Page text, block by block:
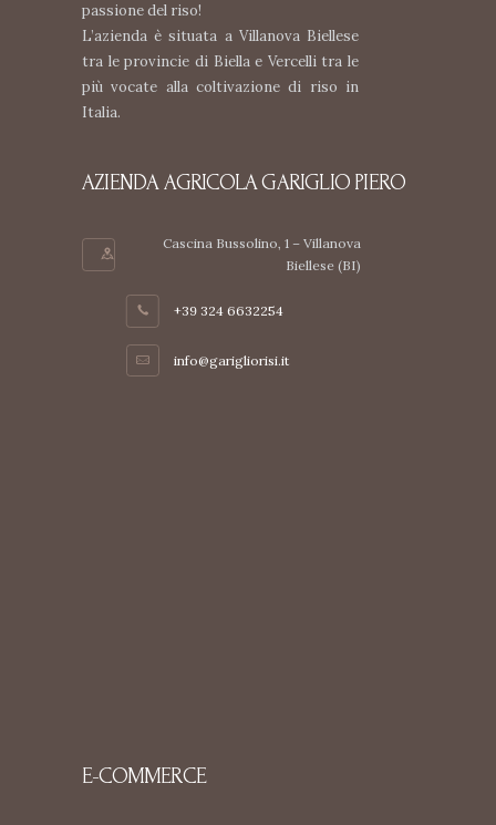
passione del riso!
L’azienda è situata a Villanova Biellese
tra le provincie di Biella e Vercelli tra le
più vocate alla coltivazione di riso in
Italia.
AZIENDA AGRICOLA GARIGLIO PIERO
Cascina Bussolino, 1 – Villanova
Biellese (BI)
+39 324 6632254
info@garigliorisi.it
E-COMMERCE